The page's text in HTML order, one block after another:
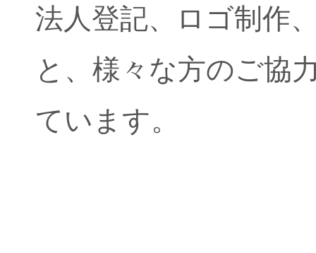
法人登記、ロゴ制作
と、様々な方のご協
ています。